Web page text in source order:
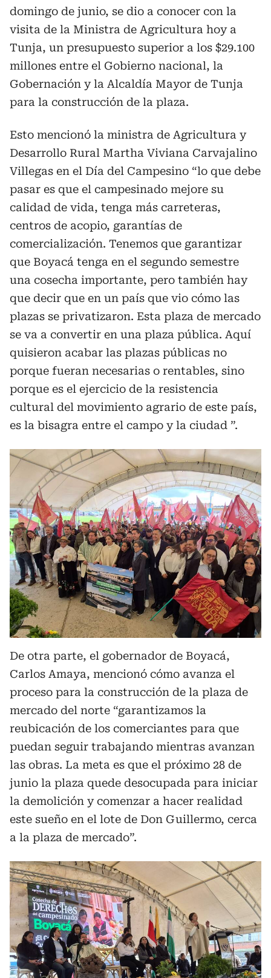
domingo de junio, se dio a conocer con la
visita de la Ministra de Agricultura hoy a
Tunja, un presupuesto superior a los $29.100
millones entre el Gobierno nacional, la
Gobernación y la Alcaldía Mayor de Tunja
para la construcción de la plaza.
Esto mencionó la ministra de Agricultura y
Desarrollo Rural Martha Viviana Carvajalino
Villegas en el Día del Campesino “lo que debe
pasar es que el campesinado mejore su
calidad de vida, tenga más carreteras,
centros de acopio, garantías de
comercialización. Tenemos que garantizar
que Boyacá tenga en el segundo semestre
una cosecha importante, pero también hay
que decir que en un país que vio cómo las
plazas se privatizaron. Esta plaza de mercado
se va a convertir en una plaza pública. Aquí
quisieron acabar las plazas públicas no
porque fueran necesarias o rentables, sino
porque es el ejercicio de la resistencia
cultural del movimiento agrario de este país,
es la bisagra entre el campo y la ciudad ”.
De otra parte, el gobernador de Boyacá,
Carlos Amaya, mencionó cómo avanza el
proceso para la construcción de la plaza de
mercado del norte “garantizamos la
reubicación de los comerciantes para que
puedan seguir trabajando mientras avanzan
las obras. La meta es que el próximo 28 de
junio la plaza quede desocupada para iniciar
la demolición y comenzar a hacer realidad
este sueño en el lote de Don Guillermo, cerca
a la plaza de mercado”.